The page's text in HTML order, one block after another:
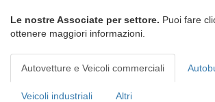
Le nostre Associate per settore. Puoi fare
ottenere maggiori informazioni.
Autovetture e Veicoli commerciali
Veicoli industriali Altri